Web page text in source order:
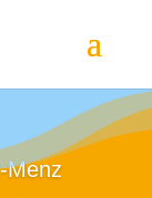
Menz